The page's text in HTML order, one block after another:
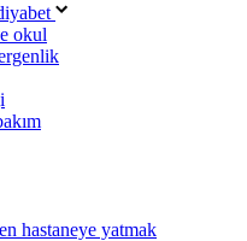
okul
hastaneye yatmak